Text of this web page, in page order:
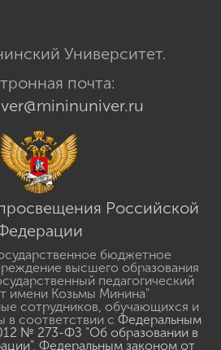
Университет.
почта:
Российской
бюджетное
высшего образования
педагогический
имени Козьмы Минина"
сотрудников, обучающихся и
в соответствии с Федеральным
№ 273-ФЗ "Об образовании в
, Федеральным законом от